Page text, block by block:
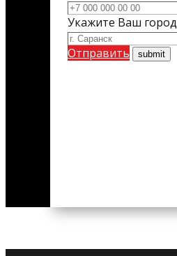
Укажите Ваш город
Отправить